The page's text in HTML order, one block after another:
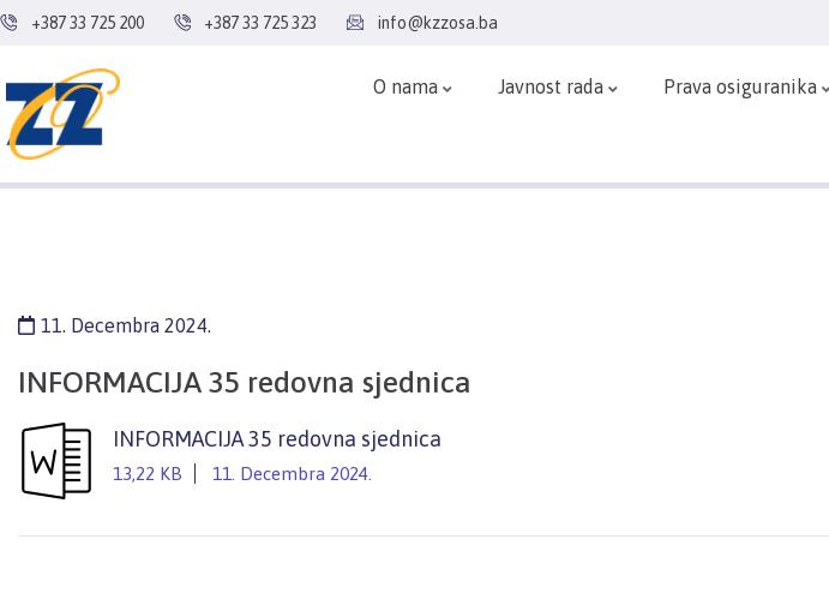
+387 33 725 200 +387 33 725 323 info@kzzosa.ba
O nama Javnost rada Prava osiguranika
11. Decembra 2024.
INFORMACIJA 35 redovna sjednica
INFORMACIJA 35 redovna sjednica
13,22 KB 11. Decembra 2024.